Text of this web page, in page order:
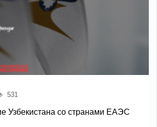
531
Узбекистана со странами ЕАЭС